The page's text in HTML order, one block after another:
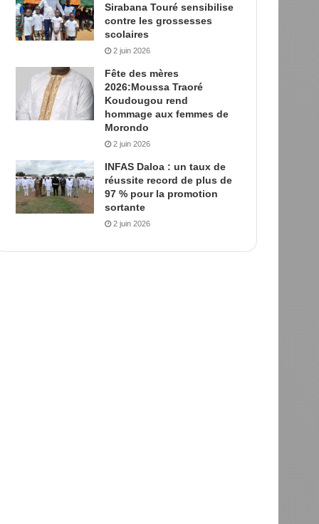
Sirabana Touré sensibilise
contre les grossesses
scolaires
2 juin 2026
Fête des mères
2026:Moussa Traoré
Koudougou rend
hommage aux femmes de
Morondo
2 juin 2026
INFAS Daloa : un taux de
réussite record de plus de
97 % pour la promotion
sortante
2 juin 2026